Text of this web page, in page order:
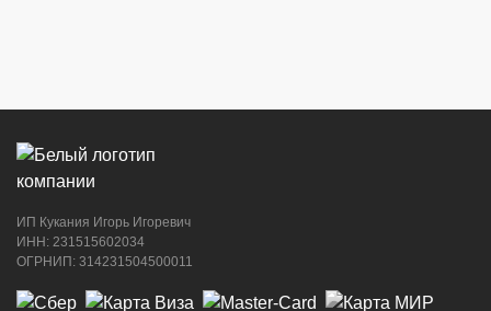
ИП Кукания Игорь Игоревич
ИНН: 231515602034
ОГРНИП: 314231504500011